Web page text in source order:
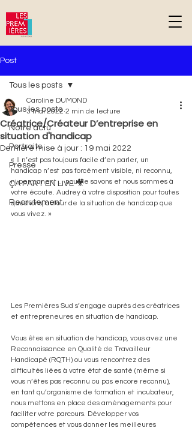
Post
Tous les posts
Notre actu
Portraits
Presse
ÇA PART EN LIVE 🎥
Recrutement
Tous les posts
Créatrice/Créateur D’entreprise en
situation d'handicap
Caroline DUMOND
3 mai 2022 2 min de lecture
Dernière mise à jour : 19 mai 2022
« Il n’est pas toujours facile d’en parler, un
handicap n’est pas forcément visible, ni reconnu,
ni permanent ... nous le savons et nous sommes à
votre écoute. Audrey à votre disposition pour toutes
questions, autour de la situation de handicap que
vous vivez. »
Les Premières Sud s’engage auprès des créatrices
et entrepreneures en situation de handicap.
Vous êtes en situation de handicap, vous avez une
Reconnaissance en Qualité de Travailleur
Handicapé (RQTH) ou vous rencontrez des
difficultés liées à votre état de santé (même si
vous n’êtes pas reconnu ou pas encore reconnu),
en tant qu’organisme de formation et incubateur,
nous mettons en place des aménagements pour
faciliter votre parcours. Développer vos
compétences et vous donner les meilleures